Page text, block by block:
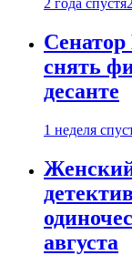
2 года спустя
снять
десанте
1 неделя
августа